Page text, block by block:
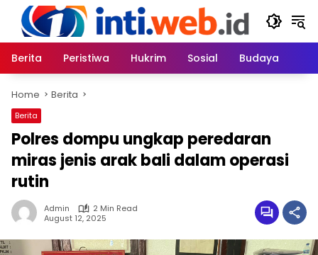
content
Berita
Peristiwa Hukrim Sosial Budaya
Home Berita
Berita
Polres dompu ungkap peredaran
miras jenis arak bali dalam operasi
rutin
Admin
2 Min Read
August 12, 2025